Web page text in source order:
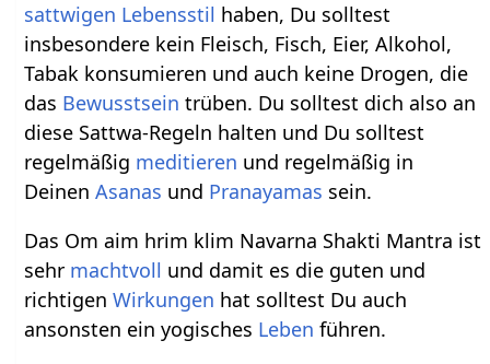
sattwigen Lebensstil haben, Du solltest
insbesondere kein Fleisch, Fisch, Eier, Alkohol,
Tabak konsumieren und auch keine Drogen, die
das Bewusstsein trüben. Du solltest dich also an
diese Sattwa-Regeln halten und Du solltest
regelmäßig meditieren und regelmäßig in
DeinenAsanas und Pranayamas sein.
Das Om aim hrim klim Navarna Shakti Mantra ist
sehr machtvoll und damit es die guten und
richtigenWirkungen hat solltest Du auch
ansonsten ein yogisches Leben führen.